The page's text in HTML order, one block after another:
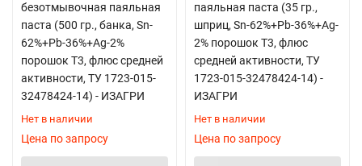
безотмывочная паяльная
паста (500 гр., банка, Sn-
62%+Pb-36%+Ag-2%
порошок Т3, флюс средней
активности, ТУ 1723-015-
32478424-14) - ИЗАГРИ
Нет в наличии
Цена по запросу
паяльная паста (35 гр.,
шприц, Sn-62%+Pb-36%+Ag-
2% порошок Т3, флюс
средней активности, ТУ
1723-015-32478424-14) -
ИЗАГРИ
Нет в наличии
Цена по запросу